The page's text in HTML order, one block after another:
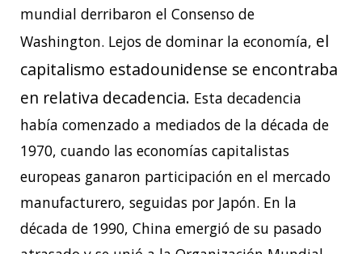
mundial derribaron el Consenso de
Washington. Lejos de dominar la economía, el
capitalismo estadounidense se encontraba
en relativa decadencia. Esta decadencia
había comenzado a mediados de la década de
1970, cuando las economías capitalistas
europeas ganaron participación en el mercado
manufacturero, seguidas por Japón. En la
década de 1990, China emergió de su pasado